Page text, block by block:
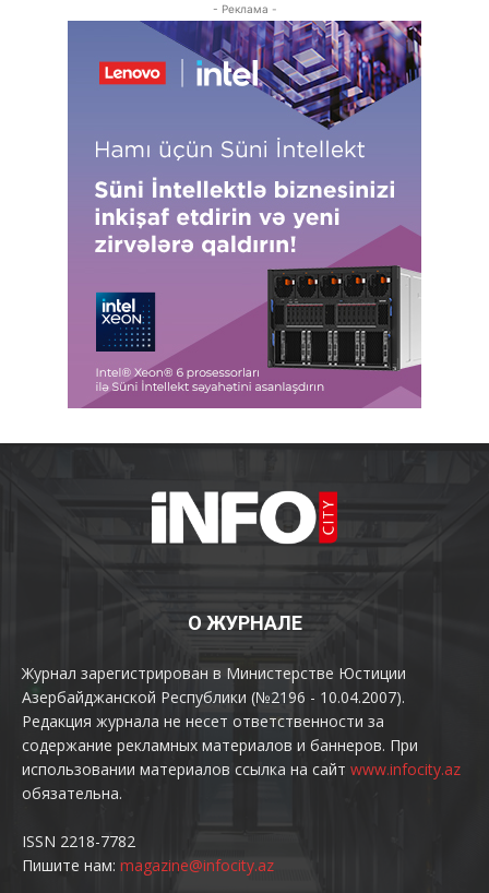
- Реклама -
О ЖУРНАЛЕ
Журнал зарегистрирован в Министерстве Юстиции
Азербайджанской Республики (№2196 - 10.04.2007).
Редакция журнала не несет ответственности за
содержание рекламных материалов и баннеров. При
использовании материалов ссылка на сайт www.infocity.az
обязательна.
ISSN 2218-7782
Пишите нам: magazine@infocity.az